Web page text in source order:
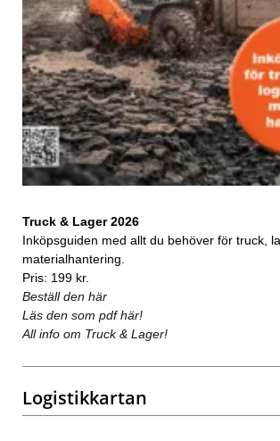
Truck & Lager 2026
Inköpsguiden med allt du behöver för truck,
materialhantering.
Pris: 199 kr.
Beställ den här
Läs den som pdf här!
All info om Truck & Lager!
Logistikkartan